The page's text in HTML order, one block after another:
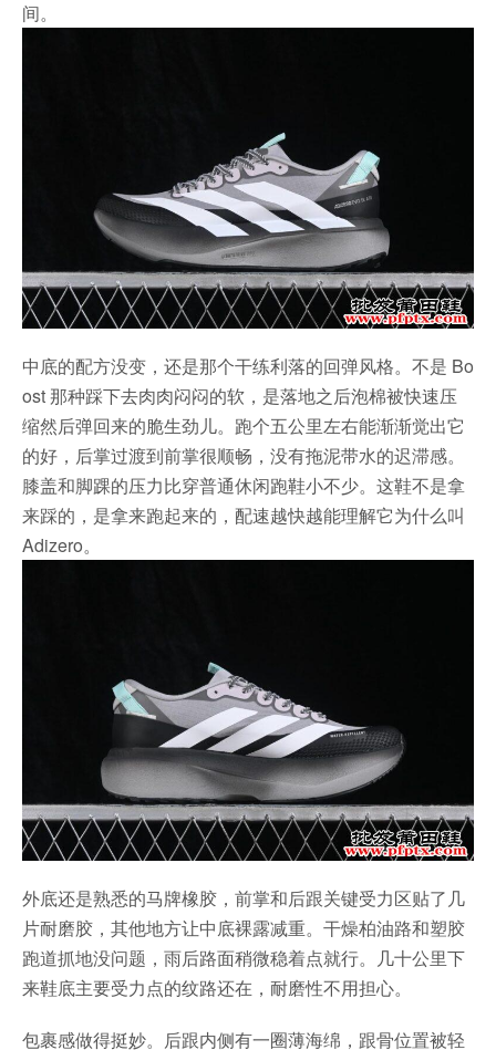
间。
中底的配方没变，还是那个干练利落的回弹风格。不是 Bo
ost 那种踩下去肉肉闷闷的软，是落地之后泡棉被快速压
缩然后弹回来的脆生劲儿。跑个五公里左右能渐渐觉出它
的好，后掌过渡到前掌很顺畅，没有拖泥带水的迟滞感。
膝盖和脚踝的压力比穿普通休闲跑鞋小不少。这鞋不是拿
来踩的，是拿来跑起来的，配速越快越能理解它为什么叫
Adizero。
外底还是熟悉的马牌橡胶，前掌和后跟关键受力区贴了几
片耐磨胶，其他地方让中底裸露减重。干燥柏油路和塑胶
跑道抓地没问题，雨后路面稍微稳着点就行。几十公里下
来鞋底主要受力点的纹路还在，耐磨性不用担心。
包裹感做得挺妙。后跟内侧有一圈薄海绵，跟骨位置被轻